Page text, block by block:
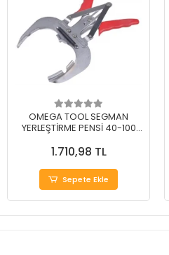
OMEGA TOOL SEGMAN
YERLEŞTİRME PENSİ 40-100
1.710,98 TL
Sepete Ekle